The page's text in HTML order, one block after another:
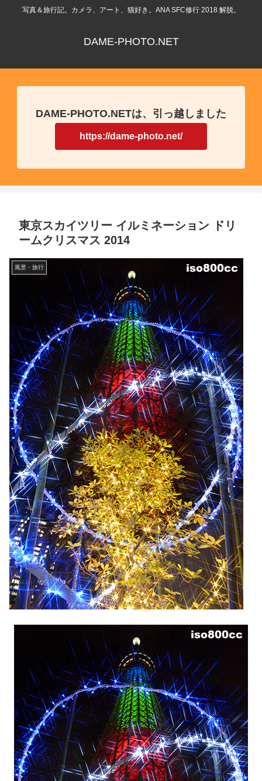
写真＆旅行記。カメラ、アート、猫好き。ANA SFC修行 2018 解脱。
DAME-PHOTO.NET
DAME-PHOTO.NETは、引っ越しました
https://dame-photo.net/
東京スカイツリー イルミネーション ドリ
ームクリスマス 2014
風景・旅行